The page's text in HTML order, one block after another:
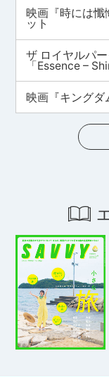
映画『時には
ット
ザ ロイヤルパ
「Essence –
映画『キングダ